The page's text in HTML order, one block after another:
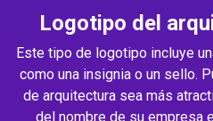
Logotipo del
Este tipo de logotipo incluye
como una insignia o un sello.
de arquitectura sea más
del nombre de su empresa